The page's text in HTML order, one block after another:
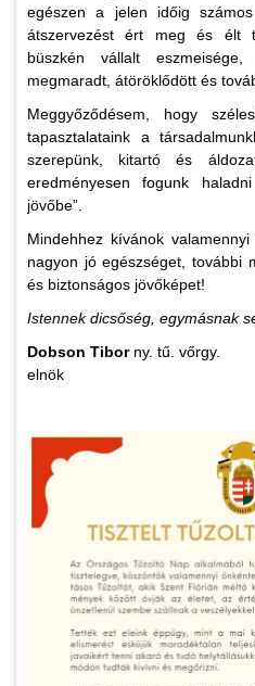
egészen a jelen időig
átszervezést ért meg és élt
büszkén vállalt
megmaradt, átöröklődött és
Meggyőződésem, hogy
tapasztalataink a
szerepünk, kitartó és
eredményesen fogunk
jövőbe”.
Mindehhez kívánok
nagyon jó egészséget, további
és biztonságos jövőképet!
Istennek dicsőség, egymásnak
Dobson Tiborny. tű. vőrgy.
elnök